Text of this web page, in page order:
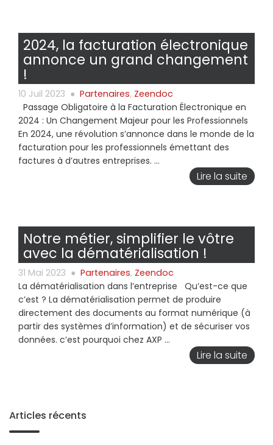
2024, la facturation électronique
annonce un grand changement
!
10 Juil 2023 ● Partenaires, Zeendoc
Passage Obligatoire à la Facturation Électronique en
2024 : Un Changement Majeur pour les Professionnels
En 2024, une révolution s’annonce dans le monde de la
facturation pour les professionnels émettant des
factures à d’autres entreprises. ...
Lire la suite
Notre métier, simplifier le vôtre
avec la dématérialisation !
31 Mai 2023 ● Partenaires, Zeendoc
La dématérialisation dans l’entreprise Qu’est-ce que
c’est ? La dématérialisation permet de produire
directement des documents au format numérique (à
partir des systèmes d’information) et de sécuriser vos
données. c’est pourquoi chez AXP ...
Lire la suite
Articles récents